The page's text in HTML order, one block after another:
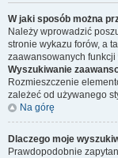
W jaki sposób można
Należy wprowadzić
stronie wykazu forów, a
zaawansowanych
Wyszukiwanie
Rozmieszczenie
zależeć od używanego
Na górę
Dlaczego moje
Prawdopodobnie